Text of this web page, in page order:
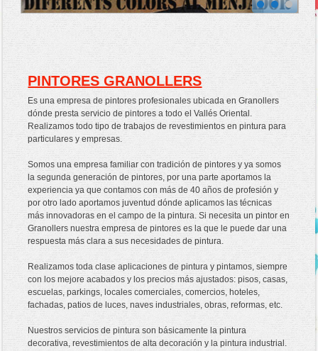
PINTORES GRANOLLERS
Es una empresa de pintores profesionales ubicada en Granollers
dónde presta servicio de pintores a todo el Vallés Oriental.
Realizamos todo tipo de trabajos de revestimientos en pintura para
particulares y empresas.
Somos una empresa familiar con tradición de pintores y ya somos
la segunda generación de pintores, por una parte aportamos la
experiencia ya que contamos con más de 40 años de profesión y
por otro lado aportamos juventud dónde aplicamos las técnicas
más innovadoras en el campo de la pintura. Si necesita un pintor en
Granollers nuestra empresa de pintores es la que le puede dar una
respuesta más clara a sus necesidades de pintura.
Realizamos toda clase aplicaciones de pintura y pintamos, siempre
con los mejore acabados y los precios más ajustados: pisos, casas,
escuelas, parkings, locales comerciales, comercios, hoteles,
fachadas, patios de luces, naves industriales, obras, reformas, etc.
Nuestros servicios de pintura son básicamente la pintura
decorativa, revestimientos de alta decoración y la pintura industrial.